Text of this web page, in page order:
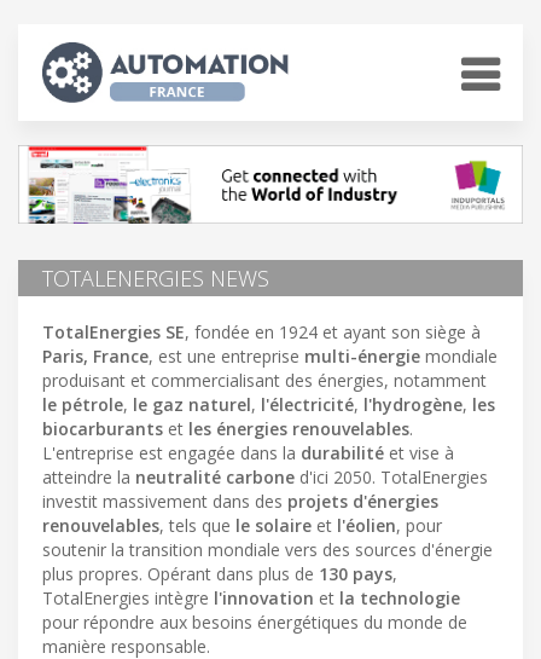
TOTALENERGIES NEWS
TotalEnergies SE, fondée en 1924 et ayant son siège à
Paris, France, est une entreprise multi-énergie mondiale
produisant et commercialisant des énergies, notamment
le pétrole, le gaz naturel, l'électricité, l'hydrogène, les
biocarburants et les énergies renouvelables.
L'entreprise est engagée dans la durabilité et vise à
atteindre la neutralité carbone d'ici 2050. TotalEnergies
investit massivement dans des projets d'énergies
renouvelables, tels que le solaire et l'éolien, pour
soutenir la transition mondiale vers des sources d'énergie
plus propres. Opérant dans plus de 130 pays,
TotalEnergies intègre l'innovation et la technologie
pour répondre aux besoins énergétiques du monde de
manière responsable.